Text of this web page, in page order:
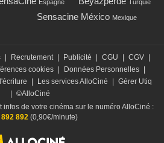
Espagne Turquie
Sensacine México Mexique
| Recrutement | Publicité | CGU | CGV |
cookies | Données Personnelles |
| Les services AlloCiné | Gérer Utiq
| ©AlloCiné
infos de votre cinéma sur le numéro AlloCiné :
892(0,90€/minute)